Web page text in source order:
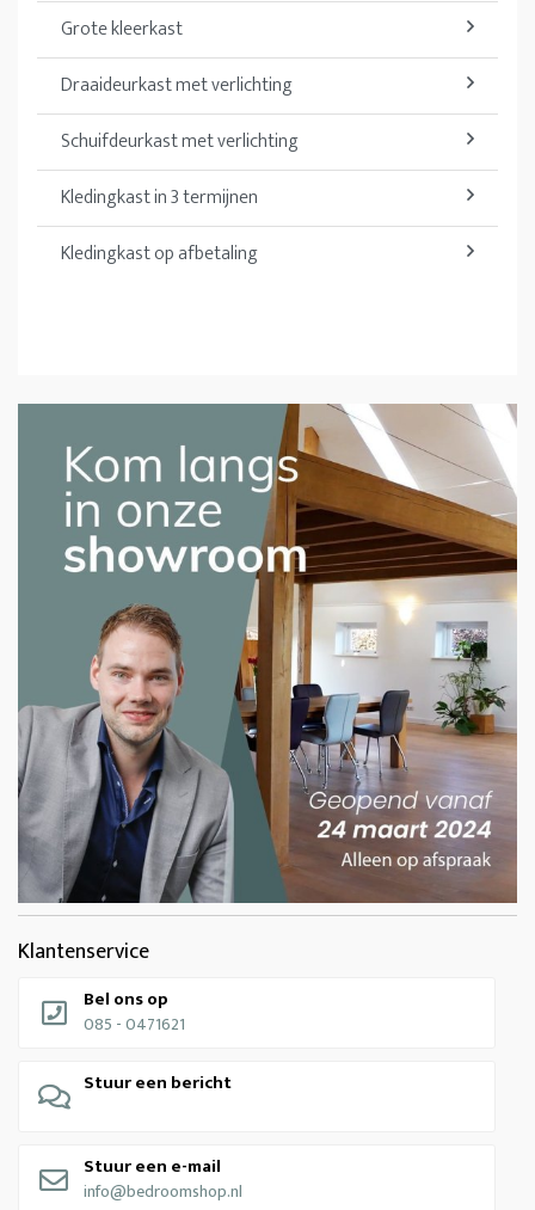
Klantenservice
Bel ons op
085 - 0471621
Stuur een bericht
Stuur een e-mail
info@bedroomshop.nl
Grote kleerkast
Draaideurkast met verlichting
Schuifdeurkast met verlichting
Kledingkast in 3 termijnen
Kledingkast op afbetaling